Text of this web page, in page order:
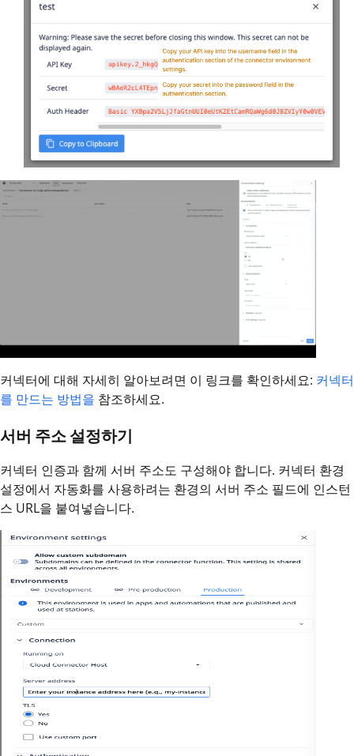
커넥터에 대해 자세히 알아보려면 이 링크를 확인하세요: 커넥터
를 만드는 방법을 참조하세요.
서버 주소 설정하기
커넥터 인증과 함께 서버 주소도 구성해야 합니다. 커넥터 환경
설정에서 자동화를 사용하려는 환경의 서버 주소 필드에 인스턴
스 URL을 붙여넣습니다.